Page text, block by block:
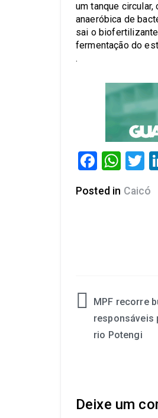
um tanque
anaeróbica de
sai o
fermentação do
.
Posted in Caicó
MPF recorre
responsáveis
rio Potengi
Deixe um